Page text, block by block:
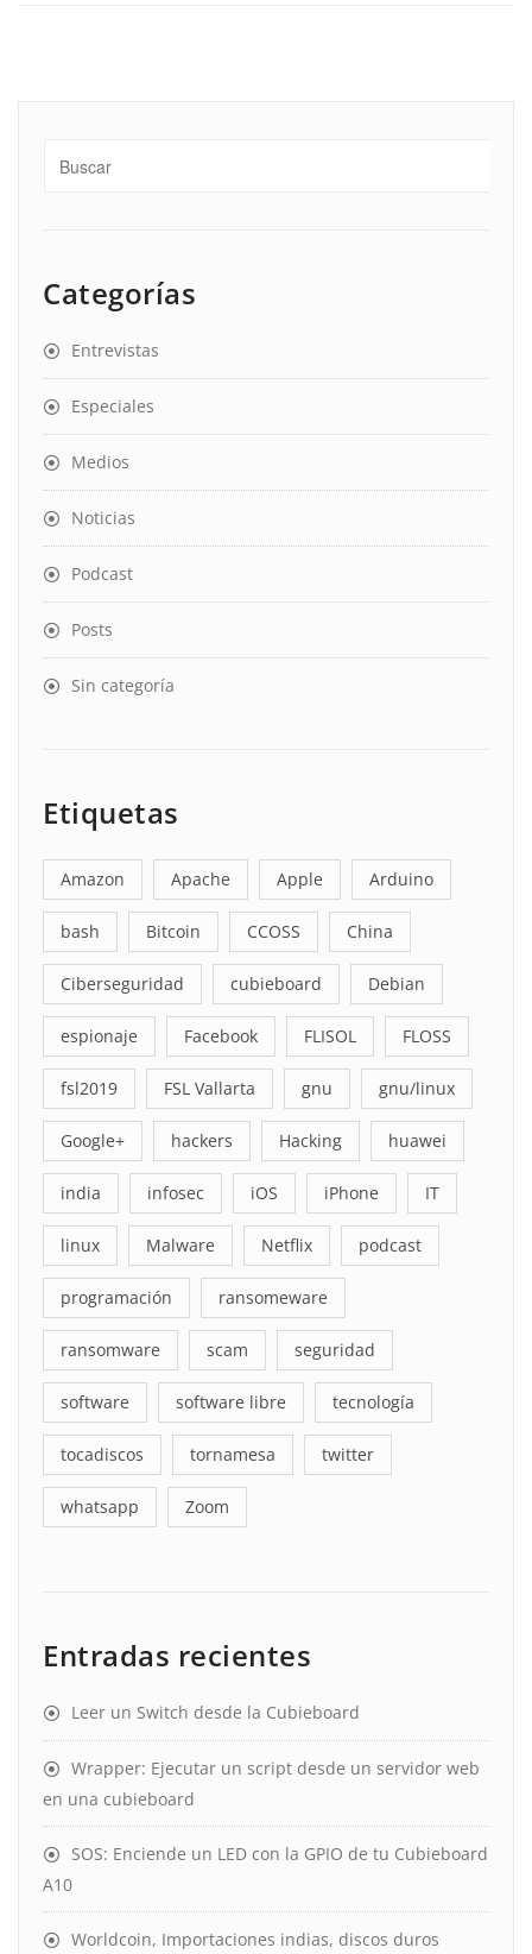
Categorías
Entrevistas
Especiales
Medios
Noticias
Podcast
Posts
Sin categoría
Etiquetas
Amazon Apache Apple Arduino
bash Bitcoin CCOSS China
Ciberseguridad cubieboard Debian
espionaje Facebook FLISOL FLOSS
fsl2019 FSL Vallarta gnu gnu/linux
Google+ hackers Hacking huawei
india infosec iOS iPhone IT
linux Malware Netflix podcast
programación ransomeware
ransomware scam seguridad
software software libre tecnología
tocadiscos tornamesa twitter
whatsapp Zoom
Entradas recientes
Leer un Switch desde la Cubieboard
Wrapper: Ejecutar un script desde un servidor web
en una cubieboard
SOS: Enciende un LED con la GPIO de tu Cubieboard
A10
Worldcoin, Importaciones indias, discos duros